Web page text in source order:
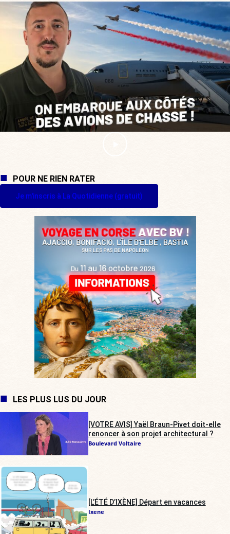
POUR NE RIEN RATER
Je m'inscris à La Quotidienne (gratuit)
LES PLUS LUS DU JOUR
[VOTRE AVIS] Yaël Braun-Pivet doit-elle
renoncer à son projet architectural ?
Boulevard Voltaire
[L’ÉTÉ D’IXÈNE] Départ en vacances
Ixene